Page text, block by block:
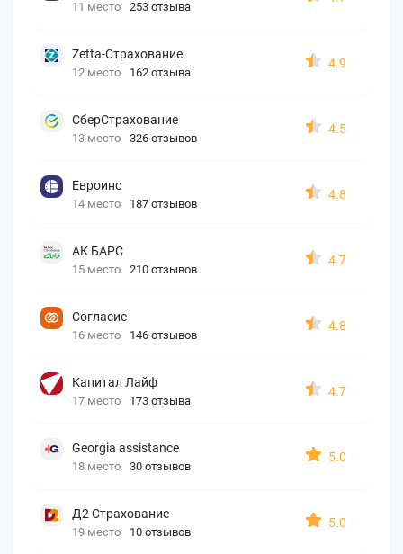
11 место 253 отзыва
Zetta-Страхование
12 место 162 отзыва
4.9
СберСтрахование
13 место 326 отзывов
4.5
Евроинс
14 место 187 отзывов
4.8
АК БАРС
15 место 210 отзывов
4.7
Согласие
16 место 146 отзывов
4.8
Капитал Лайф
17 место 173 отзыва
4.7
Georgia assistance
18 место 30 отзывов
5.0
Д2 Страхование
19 место 10 отзывов
5.0